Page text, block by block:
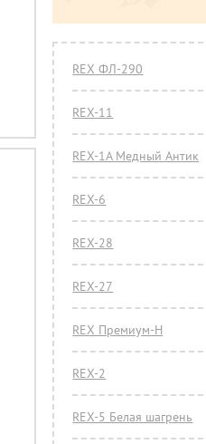
REX ФЛ-290
REX-11
REX-1A Медный Антик
REX-6
REX-28
REX-27
REX Премиум-Н
REX-2
REX-5 Белая шагрень